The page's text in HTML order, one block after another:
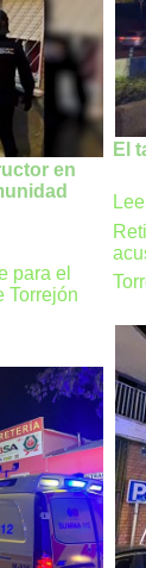
en
para el
Torrejón
El